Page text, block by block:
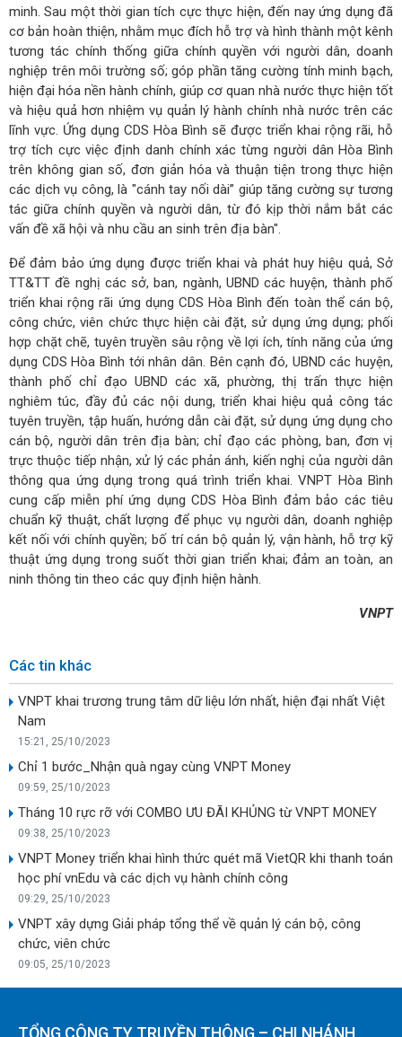
minh. Sau một thời gian tích cực thực hiện, đến nay ứng dụng đã
cơ bản hoàn thiện, nhằm mục đích hỗ trợ và hình thành một kênh
tương tác chính thống giữa chính quyền với người dân, doanh
nghiệp trên môi trường số; góp phần tăng cường tính minh bạch,
hiện đại hóa nền hành chính, giúp cơ quan nhà nước thực hiện tốt
và hiệu quả hơn nhiệm vụ quản lý hành chính nhà nước trên các
lĩnh vực. Ứng dụng CDS Hòa Bình sẽ được triển khai rộng rãi, hỗ
trợ tích cực việc định danh chính xác từng người dân Hòa Bình
trên không gian số, đơn giản hóa và thuận tiện trong thực hiện
các dịch vụ công, là "cánh tay nối dài” giúp tăng cường sự tương
tác giữa chính quyền và người dân, từ đó kịp thời nắm bắt các
vấn đề xã hội và nhu cầu an sinh trên địa bàn".
Để đảm bảo ứng dụng được triển khai và phát huy hiệu quả, Sở
TT&TT đề nghị các sở, ban, ngành, UBND các huyện, thành phố
triển khai rộng rãi ứng dụng CDS Hòa Bình đến toàn thể cán bộ,
công chức, viên chức thực hiện cài đặt, sử dụng ứng dụng; phối
hợp chặt chẽ, tuyên truyền sâu rộng về lợi ích, tính năng của ứng
dụng CDS Hòa Bình tới nhân dân. Bên cạnh đó, UBND các huyện,
thành phố chỉ đạo UBND các xã, phường, thị trấn thực hiện
nghiêm túc, đầy đủ các nội dung, triển khai hiệu quả công tác
tuyên truyền, tập huấn, hướng dẫn cài đặt, sử dụng ứng dụng cho
cán bộ, người dân trên địa bàn; chỉ đạo các phòng, ban, đơn vị
trực thuộc tiếp nhận, xử lý các phản ánh, kiến nghị của người dân
thông qua ứng dụng trong quá trình triển khai. VNPT Hòa Bình
cung cấp miễn phí ứng dụng CDS Hòa Bình đảm bảo các tiêu
chuẩn kỹ thuật, chất lượng để phục vụ người dân, doanh nghiệp
kết nối với chính quyền; bố trí cán bộ quản lý, vận hành, hỗ trợ kỹ
thuật ứng dụng trong suốt thời gian triển khai; đảm an toàn, an
ninh thông tin theo các quy định hiện hành.
VNPT
Các tin khác
VNPT khai trương trung tâm dữ liệu lớn nhất, hiện đại nhất Việt
Nam
15:21, 25/10/2023
Chỉ 1 bước_Nhận quà ngay cùng VNPT Money
09:59, 25/10/2023
Tháng 10 rực rỡ với COMBO ƯU ĐÃI KHỦNG từ VNPT MONEY
09:38, 25/10/2023
VNPT Money triển khai hình thức quét mã VietQR khi thanh toán
học phí vnEdu và các dịch vụ hành chính công
09:29, 25/10/2023
VNPT xây dựng Giải pháp tổng thể về quản lý cán bộ, công
chức, viên chức
09:05, 25/10/2023
TỔNG CÔNG TY TRUYỀN THÔNG – CHI NHÁNH